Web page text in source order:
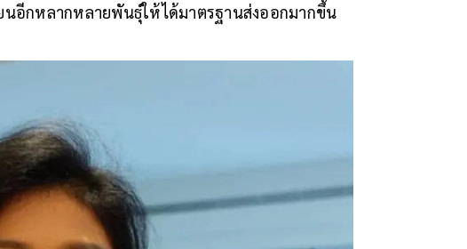
กหลากหลายพันธุ์ให้ได้มาตรฐานส่งออกมากขึ้น